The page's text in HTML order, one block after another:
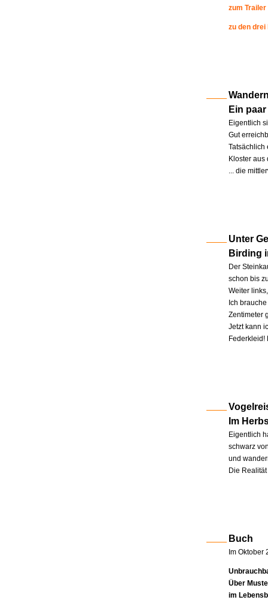
zum Trailer
zu den
Ein
Eigentlich
Gut
Tatsächlich
Kloster
... die
Unter
Birding
Der
schon bis
Weiter
Ich
Zentimeter
Jetzt kann
Im
Eigentlich
schwarz
und
Die
Buch
Im Oktober
Über
im